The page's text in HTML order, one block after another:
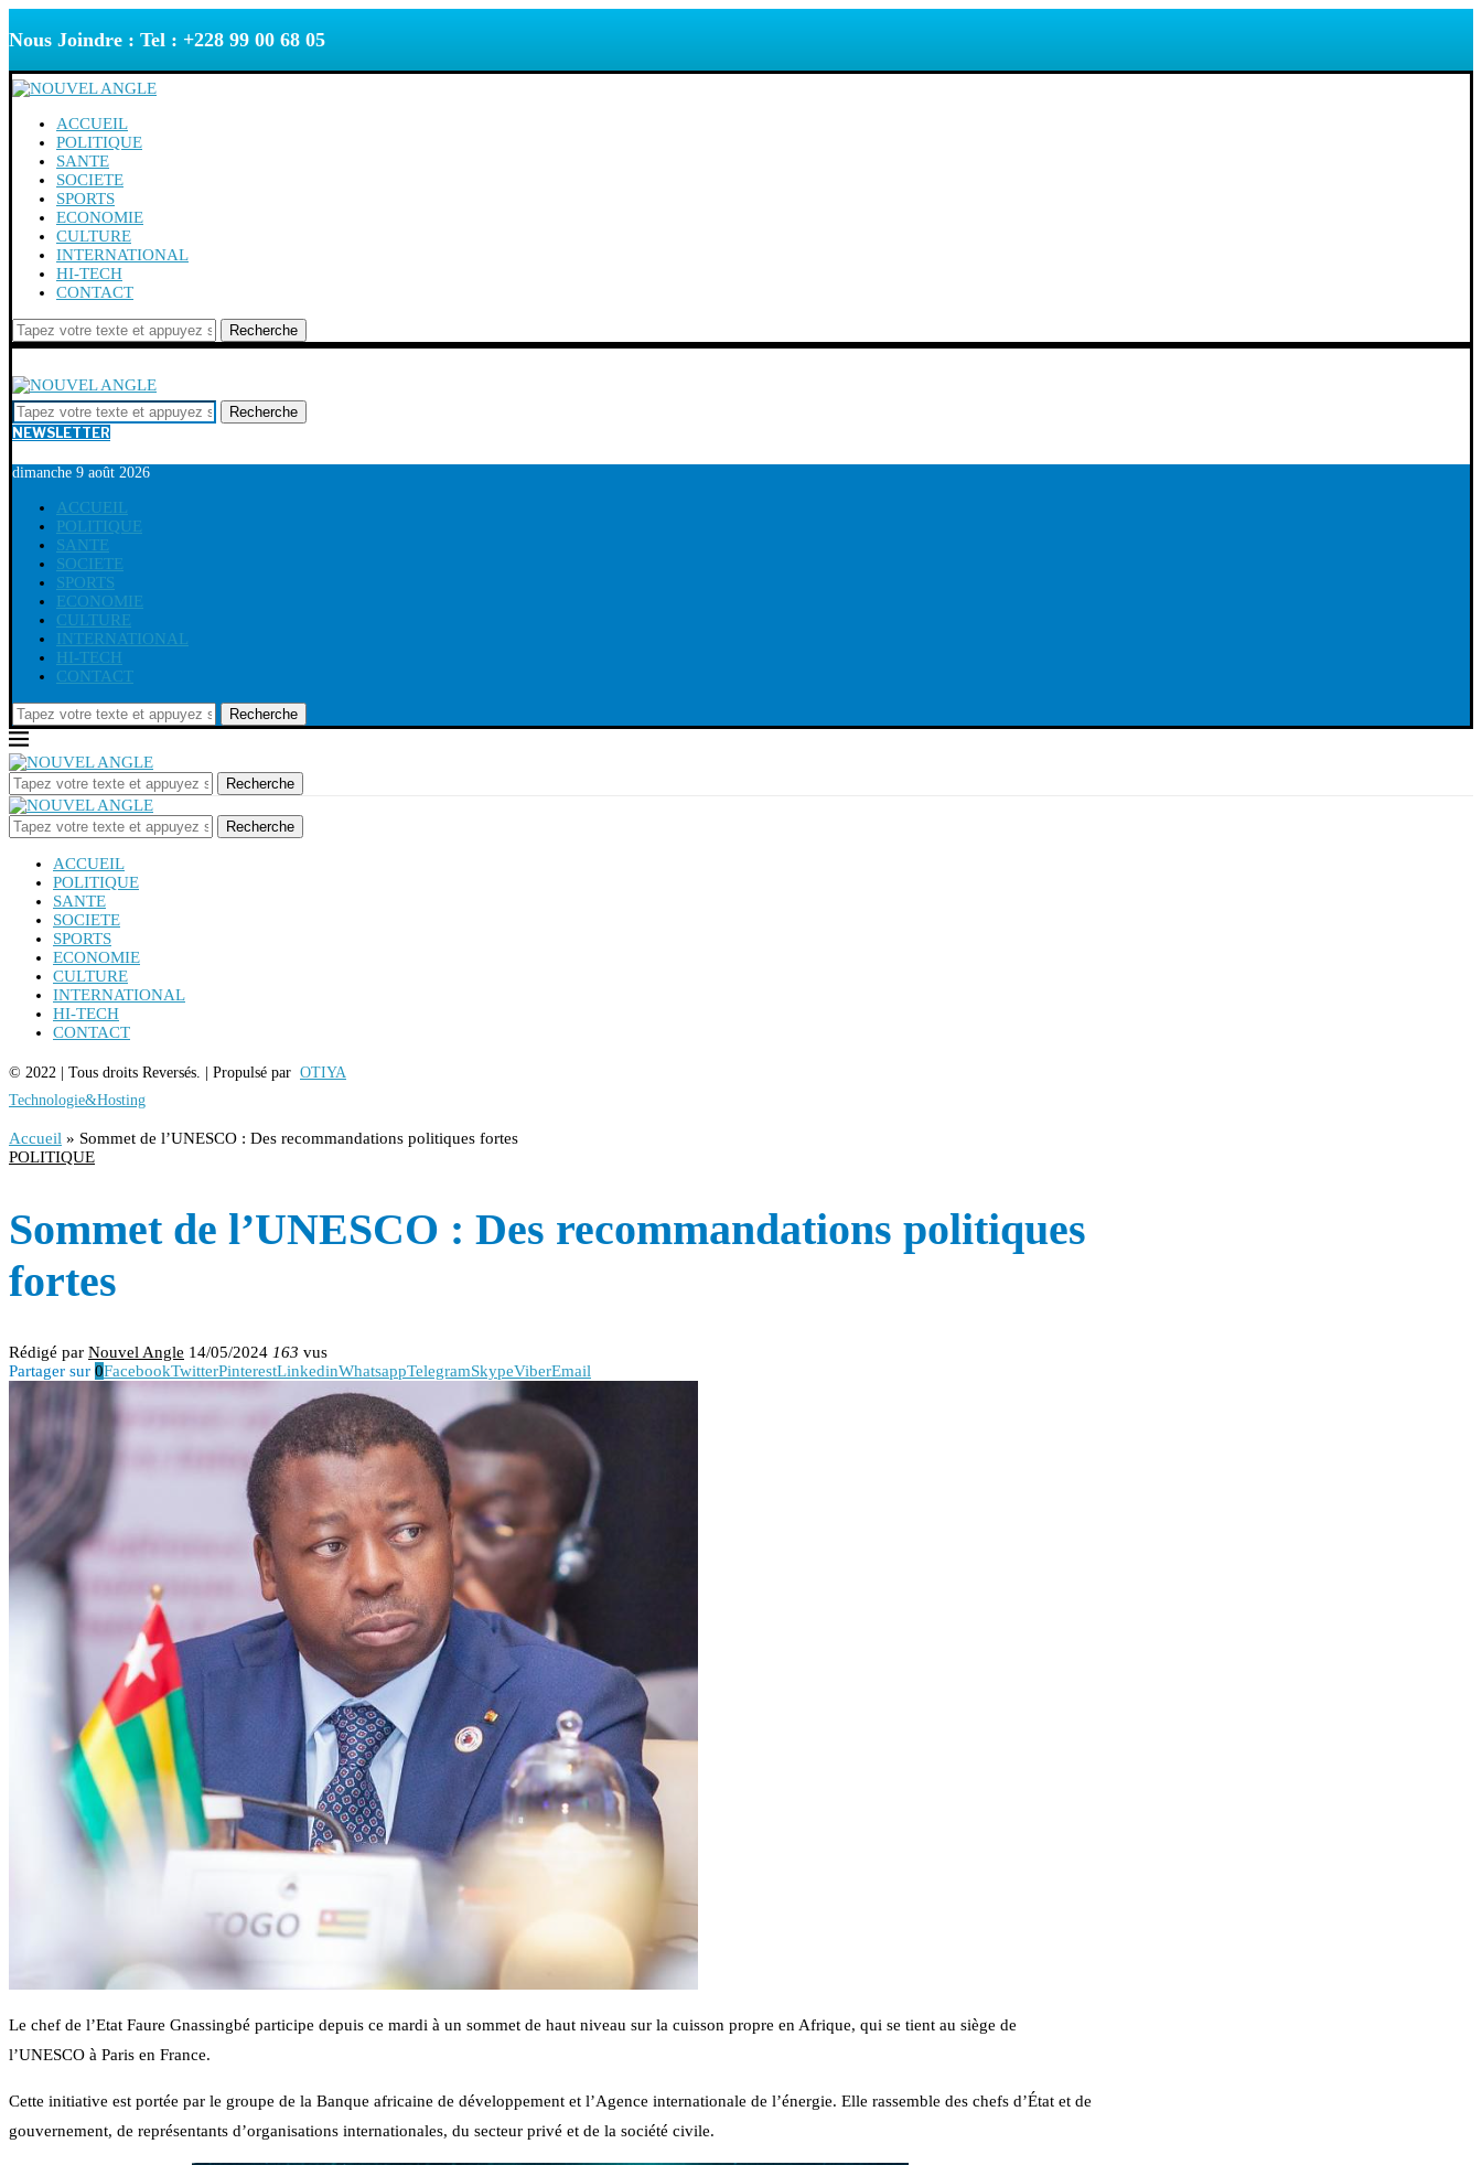
Nous Joindre : Tel : +228 99 00 68 05
ACCUEIL
POLITIQUE
SANTE
SOCIETE
SPORTS
ECONOMIE
CULTURE
INTERNATIONAL
HI-TECH
CONTACT
Recherche
Recherche
NEWSLETTER
dimanche 9 août 2026
ACCUEIL
POLITIQUE
SANTE
SOCIETE
SPORTS
ECONOMIE
CULTURE
INTERNATIONAL
HI-TECH
CONTACT
Recherche
Recherche
Recherche
ACCUEIL
POLITIQUE
SANTE
SOCIETE
SPORTS
ECONOMIE
CULTURE
INTERNATIONAL
HI-TECH
CONTACT
© 2022 | Tous droits Reversés. | Propulsé par OTIYA
Technologie&Hosting
Accueil » Sommet de l’UNESCO : Des recommandations politiques fortes
POLITIQUE
Sommet de l’UNESCO : Des recommandations politiques
fortes
Rédigé par Nouvel Angle 14/05/2024 163 vus
Partager sur 0FacebookTwitterPinterestLinkedinWhatsappTelegramSkypeViberEmail
Le chef de l’Etat Faure Gnassingbé participe depuis ce mardi à un sommet de haut niveau sur la cuisson propre en Afrique, qui se tient au siège de
l’UNESCO à Paris en France.
Cette initiative est portée par le groupe de la Banque africaine de développement et l’Agence internationale de l’énergie. Elle rassemble des chefs d’État et de
gouvernement, de représentants d’organisations internationales, du secteur privé et de la société civile.